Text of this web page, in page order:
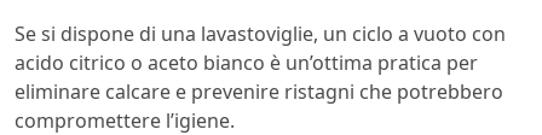
Se si dispone di una lavastoviglie, un ciclo a vuoto con
acido citrico o aceto bianco è un’ottima pratica per
eliminare calcare e prevenire ristagni che potrebbero
compromettere l’igiene.